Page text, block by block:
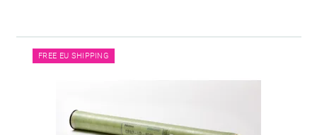
FREE EU SHIPPING